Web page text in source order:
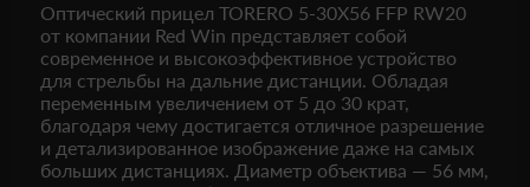
Оптический прицел TORERO 5-30X56 FFP RW20
от компании Red Win представляет собой
современное и высокоэффективное устройство
для стрельбы на дальние дистанции. Обладая
переменным увеличением от 5 до 30 крат,
благодаря чему достигается отличное разрешение
и детализированное изображение даже на самых
больших дистанциях. Диаметр объектива — 56 мм,